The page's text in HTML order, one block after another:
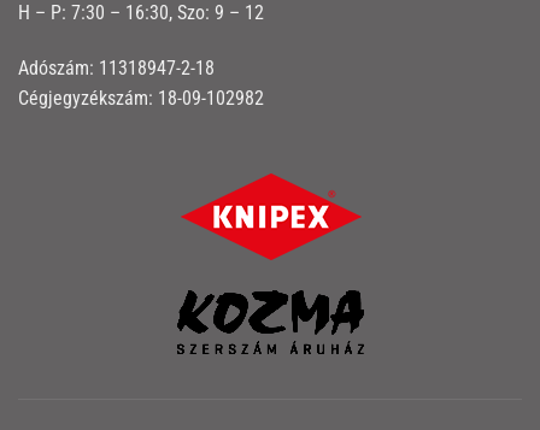
H – P: 7:30 – 16:30, Szo: 9 – 12
Adószám: 11318947-2-18
Cégjegyzékszám: 18-09-102982